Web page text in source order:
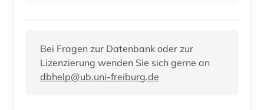
Bei Fragen zur Datenbank oder zur
Lizenzierung wenden Sie sich gerne an
dbhelp@ub.uni-freiburg.de